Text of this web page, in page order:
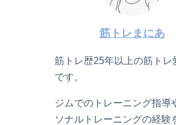
筋トレまにあ
筋トレ歴25年以上の筋トレ
です。
ジムでのトレーニング指導
ソナルトレーニングの経験